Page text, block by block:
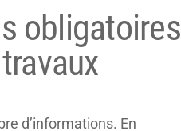
obligatoires
d’informations. En